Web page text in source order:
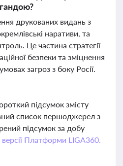
друкованих видань з
наративи, та
Це частина стратегії
безпеки та зміцнення
загроз з боку Росії.
підсумок змісту
список першоджерел з
підсумок за добу
версії Платформи LIGA360.